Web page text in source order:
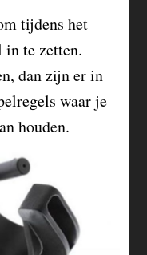
tijdens het
in te zetten.
dan zijn er in
waar je
houden.